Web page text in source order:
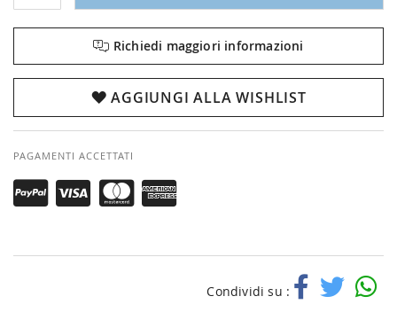
Richiedi maggiori informazioni
AGGIUNGI ALLA WISHLIST
PAGAMENTI ACCETTATI
Condividi su :